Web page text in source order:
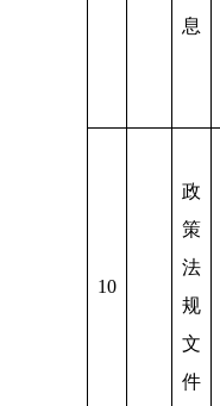
息
10
政
策
法
规
文
件